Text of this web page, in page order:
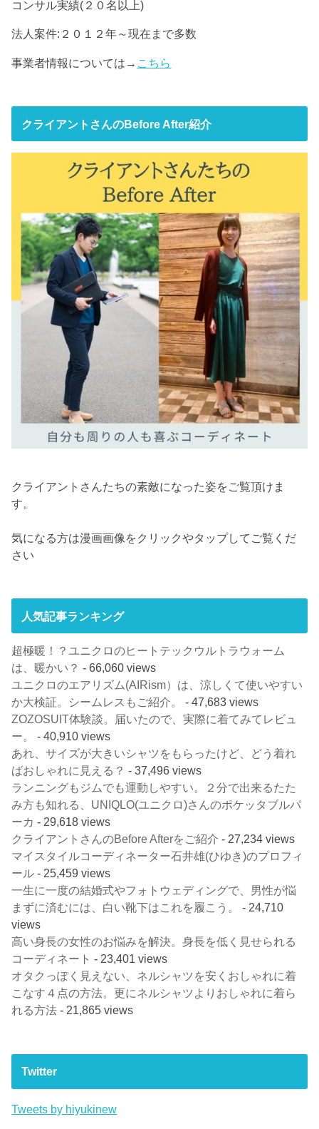
コンサル実績(２０名以上)
法人案件:２０１２年～現在まで多数
事業者情報については→ こちら
クライアントさんのBefore After紹介
クライアントさんたちの素敵になった姿をご覧頂けま
す。
気になる方は漫画画像をクリックやタップしてご覧くだ
さい
人気記事ランキング
超極暖！？ユニクロのヒートテックウルトラウォーム
は、暖かい？ - 66,060 views
ユニクロのエアリズム(AIRism）は、涼しくて使いやすい
か大検証。シームレスもご紹介。
- 47,683 views
ZOZOSUIT体験談。届いたので、実際に着てみてレビュ
ー。
- 40,910 views
あれ、サイズが大きいシャツをもらったけど、どう着れ
ばおしゃれに見える？ - 37,496 views
ランニングもジムでも運動しやすい。２分で出来るたた
み方も知れる、UNIQLO(ユニクロ)さんのポケッタブルパ
ーカ - 29,618 views
クライアントさんのBefore Afterをご紹介 - 27,234 views
マイスタイルコーディネーター石井雄(ひゆき)のプロフィ
ール - 25,459 views
一生に一度の結婚式やフォトウェディングで、男性が悩
まずに済むには、白い靴下はこれを履こう。
- 24,710
views
高い身長の女性のお悩みを解決。身長を低く見せられる
コーディネート - 23,401 views
オタクっぽく見えない、ネルシャツを安くおしゃれに着
こなす４点の方法。更にネルシャツよりおしゃれに着ら
れる方法 - 21,865 views
Twitter
Tweets by hiyukinew